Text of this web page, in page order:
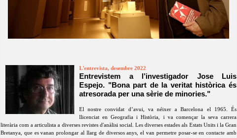
L'entrevista, desembre 2022
Entrevistem a l’investigador Jose Luis
Espejo. "Bona part de la veritat històrica és
atresorada per una sèrie de minories."
El nostre convidat d’avui, va néixer a Barcelona el 1965. És
llicenciat en Geografia i Història, i va començar la seva carrera
literària com a articulista a diverses revistes d'anàlisi social. Les diverses estades als Estats Units i la Gran
Bretanya, que es vanan prolongar al llarg de diversos anys, el van permetre posar-se en contacte amb